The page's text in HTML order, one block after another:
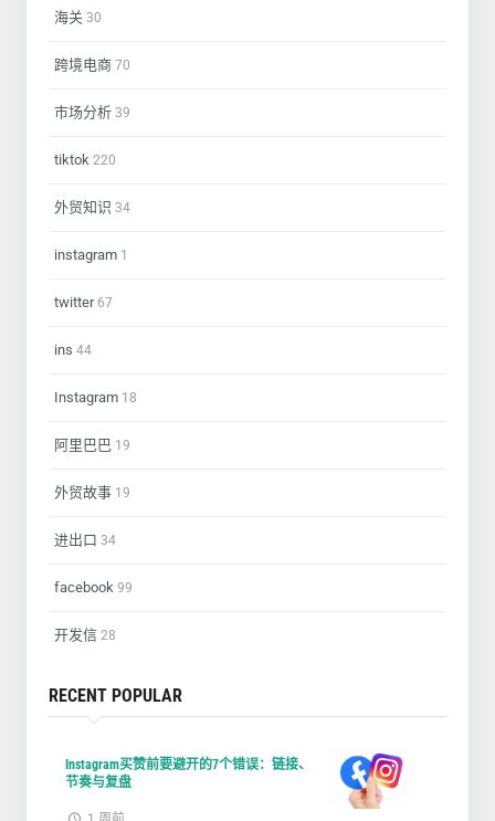
海关 30
跨境电商 70
市场分析 39
tiktok 220
外贸知识 34
instagram 1
twitter67
ins 44
Instagram 18
阿里巴巴 19
外贸故事 19
进出口 34
facebook 99
开发信 28
RECENT POPULAR
Instagram买赞前要避开的7个错误：链接、
节奏与复盘